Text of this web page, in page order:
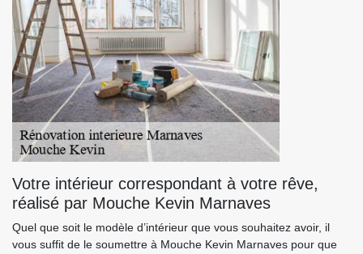
Votre intérieur correspondant à votre rêve,
réalisé par Mouche Kevin Marnaves
Quel que soit le modèle d’intérieur que vous souhaitez avoir, il
vous suffit de le soumettre à Mouche Kevin Marnaves pour que